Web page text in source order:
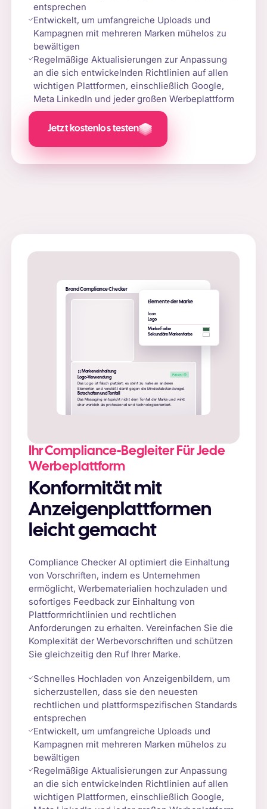
entsprechen
Entwickelt, um umfangreiche Uploads und
Kampagnen mit mehreren Marken mühelos zu
bewältigen
Regelmäßige Aktualisierungen zur Anpassung
an die sich entwickelnden Richtlinien auf allen
wichtigen Plattformen, einschließlich Google,
Meta LinkedIn und jeder großen Werbeplattform
Jetzt kostenlos testen
Ihr Compliance-Begleiter Für Jede
Werbeplattform
Konformität mit
Anzeigenplattformen
leicht gemacht
Compliance Checker AI optimiert die Einhaltung
von Vorschriften, indem es Unternehmen
ermöglicht, Werbematerialien hochzuladen und
sofortiges Feedback zur Einhaltung von
Plattformrichtlinien und rechtlichen
Anforderungen zu erhalten. Vereinfachen Sie die
Komplexität der Werbevorschriften und schützen
Sie gleichzeitig den Ruf Ihrer Marke.
Schnelles Hochladen von Anzeigenbildern, um
sicherzustellen, dass sie den neuesten
rechtlichen und plattformspezifischen Standards
entsprechen
Entwickelt, um umfangreiche Uploads und
Kampagnen mit mehreren Marken mühelos zu
bewältigen
Regelmäßige Aktualisierungen zur Anpassung
an die sich entwickelnden Richtlinien auf allen
wichtigen Plattformen, einschließlich Google,
Brand Compliance Checker
Markeneinhaltung
Logo-Verwendung
Das Logo ist falsch platziert; es steht zu nahe an anderen
Elementen und verstößt damit gegen die Mindestabstandsregel.
Botschaften und Tonfall
Das Messaging entspricht nicht dem Tonfall der Marke und wirkt
eher werblich als professionell und technologieorientiert.
Elemente der Marke
Icon
Logo
Marke Farbe
Sekundäre Markenfarbe